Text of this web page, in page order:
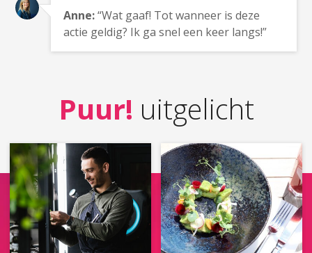
Anne:“Wat gaaf! Tot wanneer is deze
actie geldig? Ik ga snel een keer langs!”
Puur! uitgelicht